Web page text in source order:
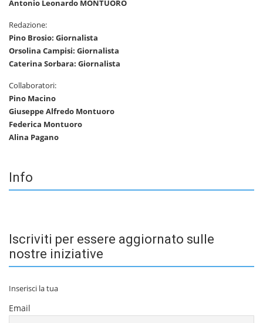
Antonio Leonardo MONTUORO
Redazione:
Pino Brosio: Giornalista
Orsolina Campisi: Giornalista
Caterina Sorbara: Giornalista
Collaboratori:
Pino Macino
Giuseppe Alfredo Montuoro
Federica Montuoro
Alina Pagano
Info
Iscriviti per essere aggiornato sulle
nostre iniziative
Inserisci la tua
Email